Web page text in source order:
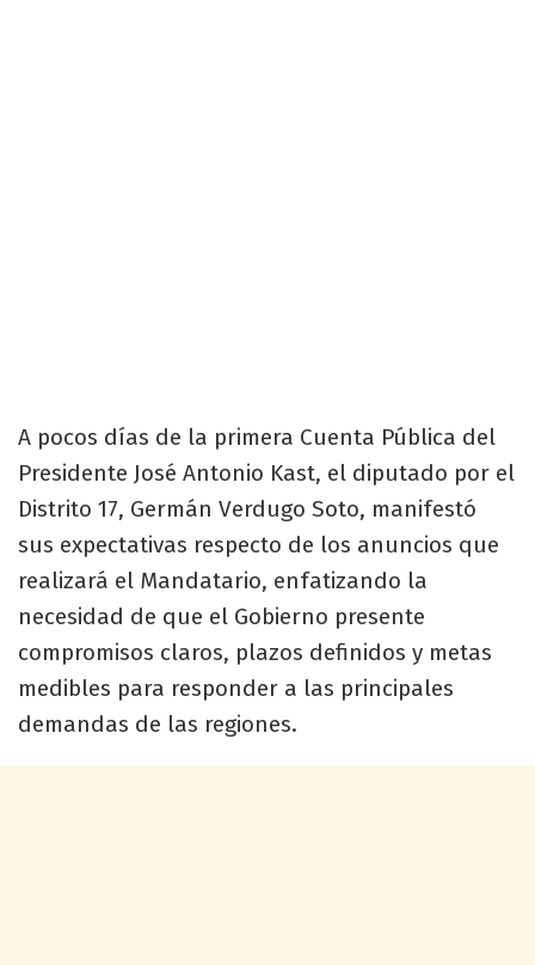
A pocos días de la primera Cuenta Pública del
Presidente José Antonio Kast, el diputado por el
Distrito 17, Germán Verdugo Soto, manifestó
sus expectativas respecto de los anuncios que
realizará el Mandatario, enfatizando la
necesidad de que el Gobierno presente
compromisos claros, plazos definidos y metas
medibles para responder a las principales
demandas de las regiones.